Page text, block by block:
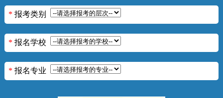
* 报考类别
* 报名学校
* 报名专业